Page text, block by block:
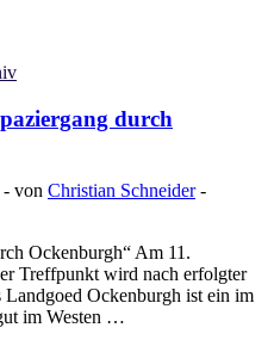
durch
- von Christian Schneider-
Ockenburgh“ Am 11.
Treffpunkt wird nach erfolgter
Ockenburgh ist ein im
im Westen …